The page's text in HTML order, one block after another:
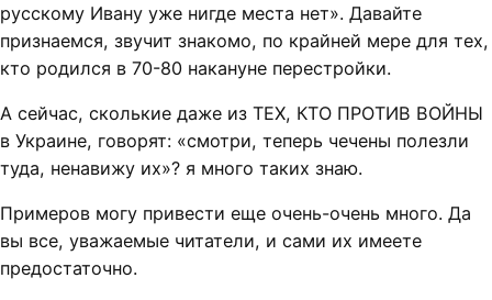
русскому Ивану уже нигде места нет». Давайте
признаемся, звучит знакомо, по крайней мере для тех,
кто родился в 70-80 накануне перестройки.
А сейчас, сколькие даже из ТЕХ, КТО ПРОТИВ ВОЙНЫ
в Украине, говорят: «смотри, теперь чечены полезли
туда, ненавижу их»? я много таких знаю.
Примеров могу привести еще очень-очень много. Да
вы все, уважаемые читатели, и сами их имеете
предостаточно.